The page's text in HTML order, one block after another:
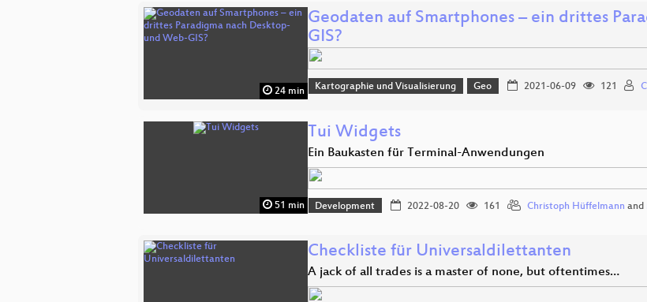
24 min
Geodaten auf Smartphones – ein drittes
GIS?
Kartographie und Visualisierung Geo 2021-06-09 121
51 min
Tui Widgets
Ein Baukasten für Terminal-Anwendungen
Development 2022-08-20 161 Christoph Hüffelmann and
Checkliste für Universaldilettanten
A jack of all trades is a master of none, but oftentimes…